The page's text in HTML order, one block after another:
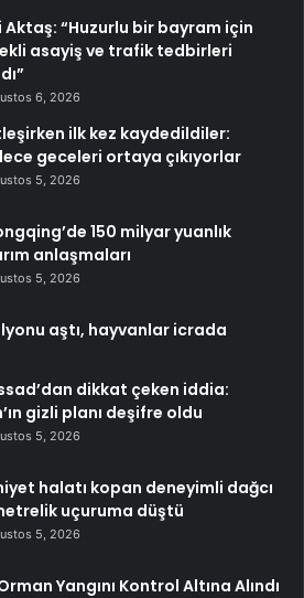
Aktaş: “Huzurlu bir bayram için
asayiş ve trafik tedbirleri
6, 2026
ilk kez kaydedildiler:
geceleri ortaya çıkıyorlar
5, 2026
150 milyar yuanlık
anlaşmaları
5, 2026
aştı, hayvanlar icrada
dikkat çeken iddia:
gizli planı deşifre oldu
5, 2026
halatı kopan deneyimli dağcı
uçuruma düştü
5, 2026
Yangını Kontrol Altına Alındı